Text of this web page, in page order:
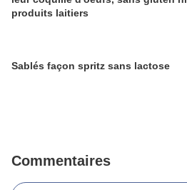
produits laitiers
Sablés façon spritz sans lactose
Commentaires